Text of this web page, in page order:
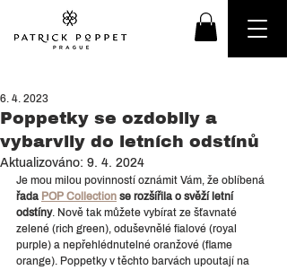
Poppetky se ozdobily a
vybarvily do letních odstínů
6. 4. 2023
Aktualizováno: 9. 4. 2024
Je mou milou povinností oznámit Vám, že oblíbená
řada POP Collection se rozšířila o svěží letní
odstíny. Nově tak můžete vybírat ze šťavnaté
zelené (rich green), oduševnělé fialové (royal
purple) a nepřehlédnutelné oranžové (flame
orange). Poppetky v těchto barvách upoutají na